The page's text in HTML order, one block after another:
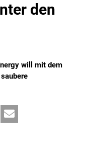
den
will mit dem